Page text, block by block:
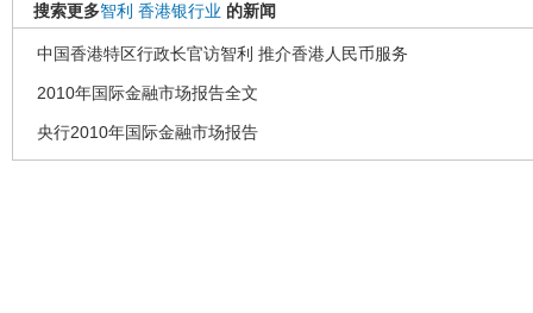
搜索更多智利 香港银行业 的新闻
中国香港特区行政长官访智利 推介香港人民币服务
2010年国际金融市场报告全文
央行2010年国际金融市场报告